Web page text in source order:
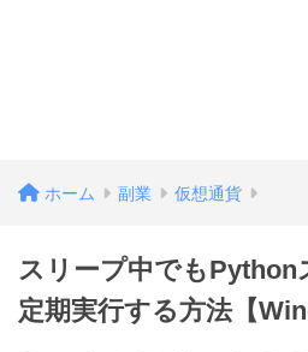
ホーム 副業 仮想通貨
スリープ中でもPython
定期実行する方法【